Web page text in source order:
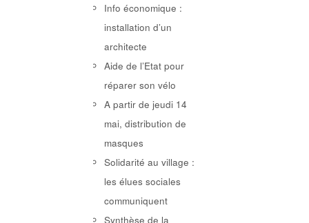
Info économique :
installation d’un
architecte
Aide de l’Etat pour
réparer son vélo
A partir de jeudi 14
mai, distribution de
masques
Solidarité au village :
les élues sociales
communiquent
Synthèse de la